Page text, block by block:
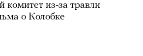
комитет из-за травли
о Колобке